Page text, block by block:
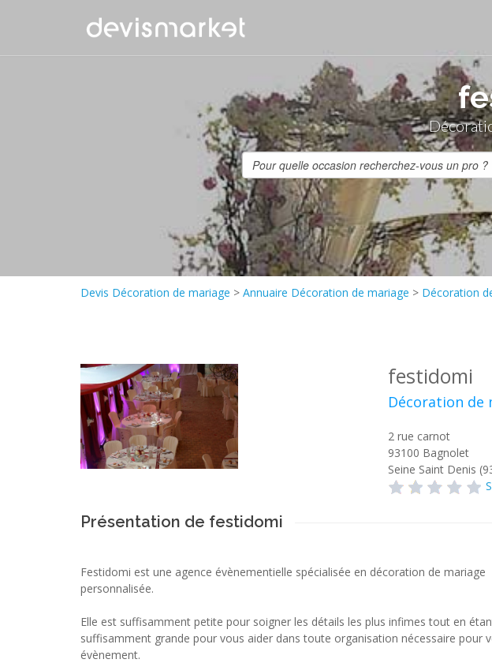
Devis Décoration de mariage > Annuaire Décoration de mariage > Décoration
festidomi
Décoration de
2 rue carnot
93100 Bagnolet
Seine Saint Denis
Présentation de festidomi
Festidomi est une agence évènementielle spécialisée en décoration de mariage
personnalisée.
Elle est suffisamment petite pour soigner les détails les plus infimes tout en
suffisamment grande pour vous aider dans toute organisation nécessaire pour
évènement.